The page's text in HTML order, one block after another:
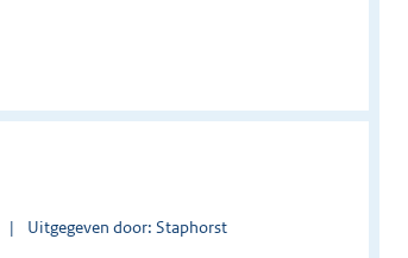
Uitgegeven door: Staphorst